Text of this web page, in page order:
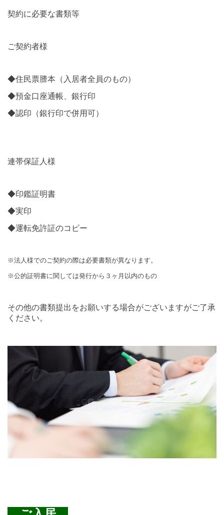
契約に必要な書類等
ご契約者様
◆住民票謄本（入居者全員のもの）
◆預金口座通帳、銀行印
◆認印（銀行印で併用可）
連帯保証人様
◆印鑑証明書
◆実印
◆運転免許証のコピー
※法人様でのご契約の際は必要書類が異なります。
※公的証明書に関しては発行から３ヶ月以内のもの
その他の書類提出をお願いする場合がございますがご了承
ください。